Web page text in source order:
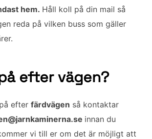
hem. Håll koll på din mail så
reda på vilken buss som gäller
efter vägen?
efter färdvägen så kontaktar
innan du
vi till er om det är möjligt att